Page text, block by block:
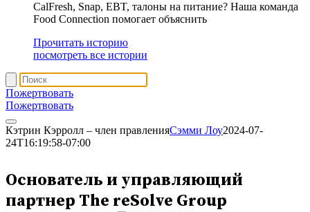
CalFresh, Snap, EBT, талоны на питание? Наша команда
Food Connection помогает объяснить
Прочитать историю
посмотреть все истории
Пожертвовать
Пожертвовать
Кэтрин Кэрролл – член правленияСэмми Лоу2024-07-
24T16:19:58-07:00
Основатель и управляющий
партнер The reSolve Group